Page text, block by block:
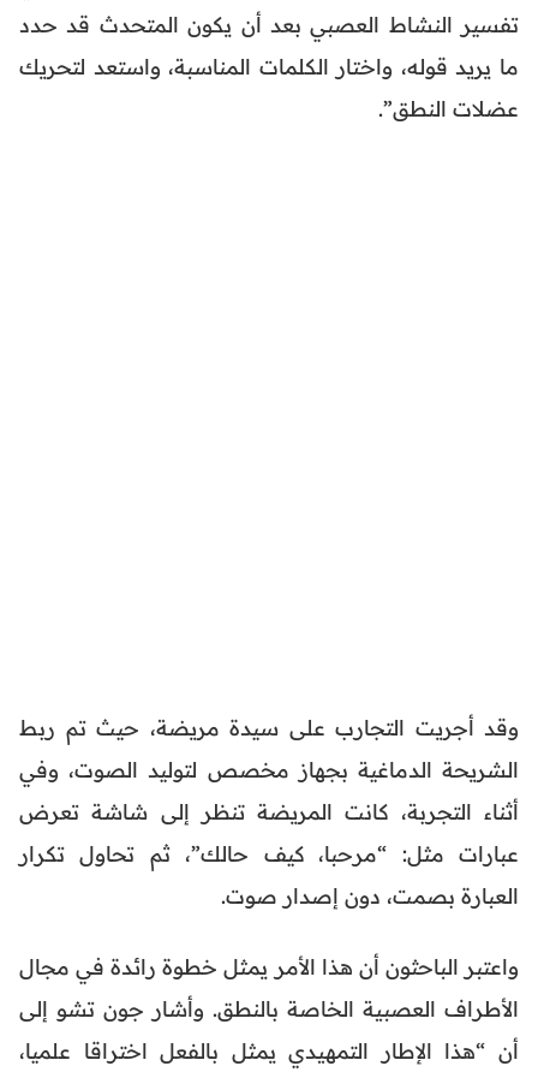
تفسير النشاط العصبي بعد أن يكون المتحدث قد حدد
ما يريد قوله، واختار الكلمات المناسبة، واستعد لتحريك
عضلات النطق”.
وقد أجريت التجارب على سيدة مريضة، حيث تم ربط
الشريحة الدماغية بجهاز مخصص لتوليد الصوت، وفي
أثناء التجربة، كانت المريضة تنظر إلى شاشة تعرض
عبارات مثل: “مرحبا، كيف حالك”، ثم تحاول تكرار
العبارة بصمت، دون إصدار صوت.
واعتبر الباحثون أن هذا الأمر يمثل خطوة رائدة في مجال
الأطراف العصبية الخاصة بالنطق. وأشار جون تشو إلى
أن “هذا الإطار التمهيدي يمثل بالفعل اختراقا علميا،